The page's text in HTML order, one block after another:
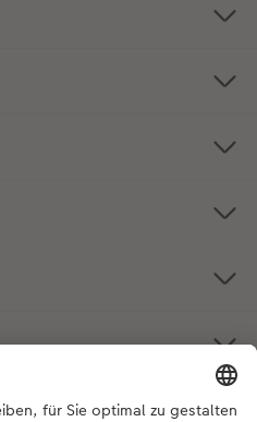
können Sie uns gerne von